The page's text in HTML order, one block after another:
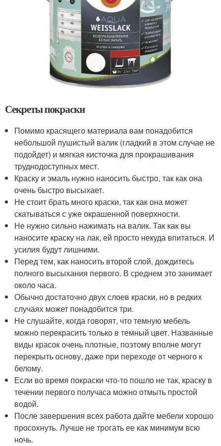
Секреты покраски
Помимо красящего материала вам понадобится
небольшой пушистый валик (гладкий в этом случае не
подойдет) и мягкая кисточка для прокрашивания
труднодоступных мест.
Краску и эмаль нужно наносить быстро, так как она
очень быстро высыхает.
Не стоит брать много краски, так как она может
скатываться с уже окрашенной поверхности.
Не нужно сильно нажимать на валик. Так как вы
наносите краску на лак, ей просто некуда впитаться. И
усилия будут лишними.
Перед тем, как наносить второй слой, дождитесь
полного высыхания первого. В среднем это занимает
около часа.
Обычно достаточно двух слоев краски, но в редких
случаях может понадобится три.
Не слушайте, когда говорят, что темную мебель
можно перекрасить только в темный цвет. Названные
виды красок очень плотные, поэтому вполне могут
перекрыть основу, даже при переходе от черного к
белому.
Если во время покраски что-то пошло не так, краску в
течении первого получаса можно отмыть простой
водой.
После завершения всех работа дайте мебели хорошо
просохнуть. Лучше не трогать ее как минимум всю
ночь.